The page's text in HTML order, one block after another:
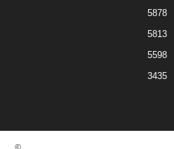
5878
5813
5598
3435
©